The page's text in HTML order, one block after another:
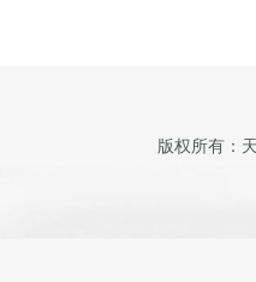
版权所有：